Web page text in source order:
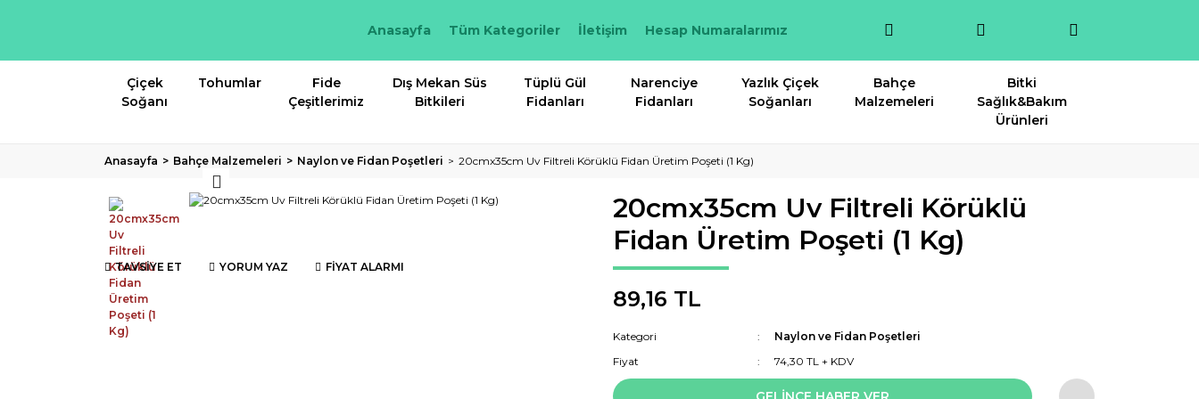
Anasayfa Tüm Kategoriler İletişim Hesap Numaralarımız
Çiçek
Soğanı
Tohumlar
Fide
Çeşitlerimiz
Dış Mekan Süs
Bitkileri
Tüplü Gül
Fidanları
Narenciye
Fidanları
Yazlık Çiçek
Soğanları
Bahçe
Malzemeleri
Bitki
Sağlık&Bakım
Ürünleri
Anasayfa Bahçe Malzemeleri Naylon ve Fidan Poşetleri 20cmx35cm Uv Filtreli Körüklü Fidan Üretim Poşeti (1 Kg)
TAVSİYE ET YORUM YAZ FİYAT ALARMI
20cmx35cm Uv Filtreli Körüklü
Fidan Üretim Poşeti (1 Kg)
89,16 TL
Kategori
Naylon ve Fidan Poşetleri
Fiyat
74,30 TL + KDV